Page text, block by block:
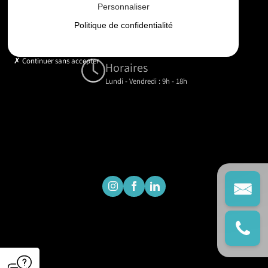
contact@gd-drones-services.fr
Horaires
Lundi - Vendredi : 9h - 18h
Personnaliser
Politique de confidentialité
Continuer sans accepter